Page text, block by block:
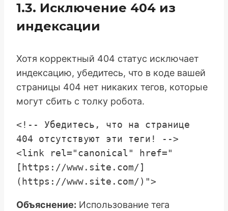
1.3. Исключение 404 из
индексации
Хотя корректный 404 статус исключает
индексацию, убедитесь, что в коде вашей
страницы 404 нет никаких тегов, которые
могут сбить с толку робота.
<!-- Убедитесь, что на странице
404 отсутствуют эти теги! -->
<link rel="canonical" href="
[https://www.site.com/]
Объяснение: Использование тега